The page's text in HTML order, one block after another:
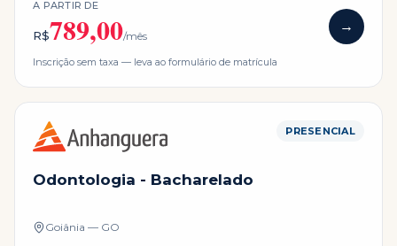
A PARTIR DE
R$789,00/mês
→
Inscrição sem taxa — leva ao formulário de matrícula
PRESENCIAL
Odontologia - Bacharelado
Goiânia — GO